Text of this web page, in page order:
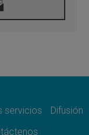
de la Madre
servicios
Difusión